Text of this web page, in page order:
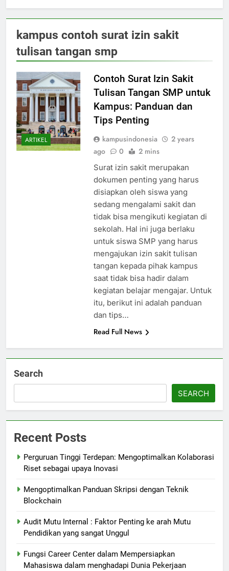
kampus contoh surat izin sakit
tulisan tangan smp
ARTIKEL
Contoh Surat Izin Sakit
Tulisan Tangan SMP untuk
Kampus: Panduan dan
Tips Penting
kampusindonesia
2 years
ago
0 2 mins
Surat izin sakit merupakan
dokumen penting yang harus
disiapkan oleh siswa yang
sedang mengalami sakit dan
tidak bisa mengikuti kegiatan di
sekolah. Hal ini juga berlaku
untuk siswa SMP yang harus
mengajukan izin sakit tulisan
tangan kepada pihak kampus
saat tidak bisa hadir dalam
kegiatan belajar mengajar. Untuk
itu, berikut ini adalah panduan
dan tips…
Read Full News
Search
SEARCH
Recent Posts
Perguruan Tinggi Terdepan: Mengoptimalkan Kolaborasi
Riset sebagai upaya Inovasi
Mengoptimalkan Panduan Skripsi dengan Teknik
Blockchain
Audit Mutu Internal : Faktor Penting ke arah Mutu
Pendidikan yang sangat Unggul
Fungsi Career Center dalam Mempersiapkan
Mahasiswa dalam menghadapi Dunia Pekerjaan